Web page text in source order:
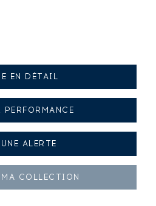
EN DÉTAIL
PERFORMANCE
ALERTE
MA COLLECTION